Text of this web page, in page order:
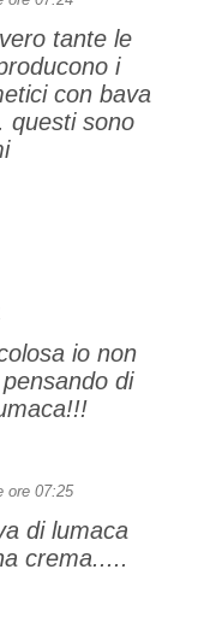
tante le
i
con bava
questi sono
io non
di
ore 07:25
di lumaca
crema.....